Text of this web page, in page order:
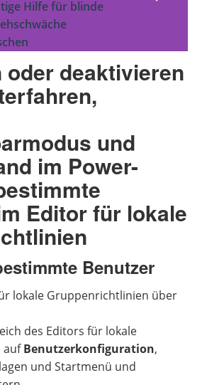
Hilfe für blinde
deaktivieren
und
im Power-
Editor für lokale
Benutzer
lokale Gruppenrichtlinien über
des Editors für lokale
aufBenutzerkonfiguration,
und Startmenü und